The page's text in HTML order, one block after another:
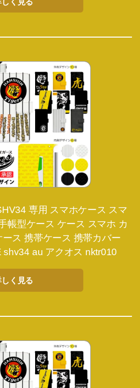
専用 スマホケース スマ
帳型ケース ケース スマホ カ
ス 携帯ケース 携帯カバー
shv34 au アクオス nktr010
しく見る